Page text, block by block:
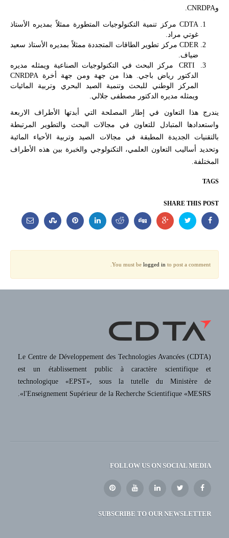
وCNRDPA.
CDTA مركز تنمية التكنولوجيات المتطورة ممثلاً بمديره الأستاذ
غوتي مراد.
CDER مركز تطوير الطاقات المتجددة ممثلاً بمديره الأستاذ سعيد
ضياف.
CRTI مركز البحث في التكنولوجيات الصناعية ويمثله مديره
الدكتور رياض باجي. هذا من جهة ومن جهة أخرة CNRDPA
المركز الوطني للبحث وتنمية الصيد البحري وتربية المائيات
ويمثله مديره الدكتور مصطفى جلالي.
يندرج هذا التعاون في إطار المصلحة التي أبدتها الأطراف الاربعة
واستعدادها المتبادل للتعاون في مجالات البحث والتطوير المرتبطة
بالتقنيات الجديدة المطبقة في مجالات الصيد وتربية الأحياء المائية
وتحديد أساليب التعاون العلمي، التكنولوجي والخبرة بين هذه الأطراف
المختلفة.
TAGS
SHARE THIS POST
You must be logged in to post a comment.
Le Centre de Développement des Technologies Avancées (CDTA)
est un établissement public à caractère scientifique et
technologique «EPST», sous la tutelle du Ministère de
l'Enseignement Supérieur de la Recherche Scientifique «MESRS».
FOLLOW US ON SOCIAL MEDIA
SUBSCRIBE TO OUR NEWSLETTER